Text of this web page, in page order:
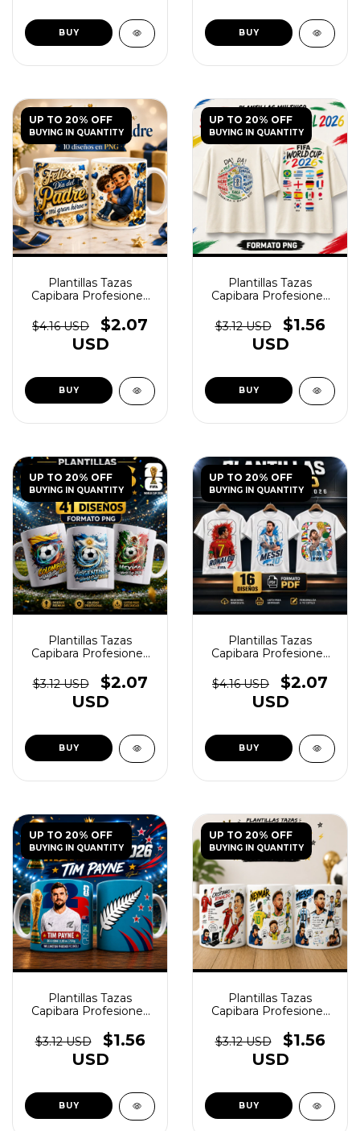
(copia)
(copia) - (copia)
UP TO 20% OFF
BUYING IN QUANTITY
Plantillas Tazas
Capibara Profesiones
(copia) - (copia) -
(copia) - (copia) -
(copia) - (copia) -
(copia)
$4.16 USD
$2.07
USD
UP TO 20% OFF
BUYING IN QUANTITY
Plantillas Tazas
Capibara Profesiones
(copia) - (copia) -
(copia) - (copia) -
(copia) - (copia) -
(copia) - (copia) -
(copia) - (copia) -
(copia)
$3.12 USD
$1.56
USD
UP TO 20% OFF
BUYING IN QUANTITY
Plantillas Tazas
Capibara Profesiones
(copia) - (copia) -
(copia) - (copia) -
(copia) - (copia) -
(copia) - (copia) -
(copia) - (copia) -
(copia)
$3.12 USD
$2.07
USD
UP TO 20% OFF
BUYING IN QUANTITY
Plantillas Tazas
Capibara Profesiones
(copia) - (copia) -
(copia) - (copia) -
(copia) - (copia) -
(copia) - (copia) -
(copia) - (copia) -
$4.16 USD
$2.07
USD
UP TO 20% OFF
BUYING IN QUANTITY
Plantillas Tazas
Capibara Profesiones
(copia) - (copia) -
(copia) - (copia) -
(copia) - (copia) -
(copia) - (copia) -
(copia) - (copia) -
$3.12 USD
$1.56
USD
UP TO 20% OFF
BUYING IN QUANTITY
Plantillas Tazas
Capibara Profesiones
(copia) - (copia) -
(copia) - (copia) -
(copia) - (copia) -
(copia) - (copia) -
(copia) - (copia)
$3.12 USD
$1.56
USD